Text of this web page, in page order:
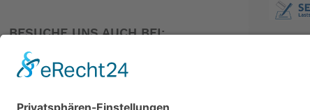
BESUCHE UNS AUCH BEI:
PARTNER